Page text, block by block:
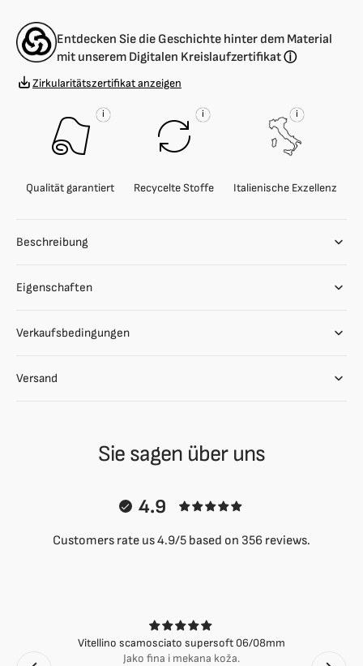
und
Wolle
Wolle
Entdecken Sie die Geschichte hinter dem Material
mit unserem Digitalen Kreislaufzertifikatⓘ
Zirkularitätszertifikat anzeigen
i
Qualität garantiert
i
Recycelte Stoffe
i
Italienische Exzellenz
Beschreibung
Eigenschaften
Verkaufsbedingungen
Versand
Sie sagen über uns
4.9
Customers rate us 4.9/5 based on 356 reviews.
Vitellino scamosciato supersoft 06/08mm
Jako fina i mekana koža.